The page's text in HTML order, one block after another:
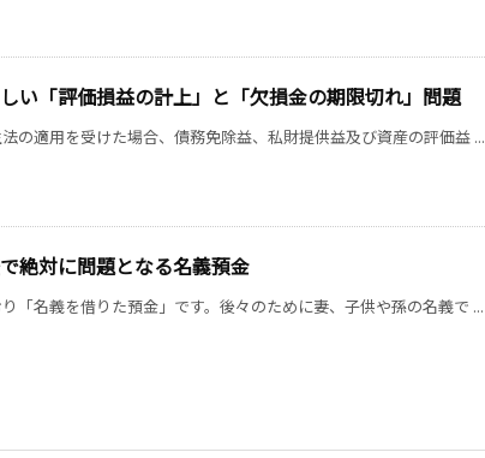
い「評価損益の計上」と「欠損金の期限切れ」問題
の適用を受けた場合、債務免除益、私財提供益及び資産の評価益 ...
絶対に問題となる名義預金
「名義を借りた預金」です。後々のために妻、子供や孫の名義で ...